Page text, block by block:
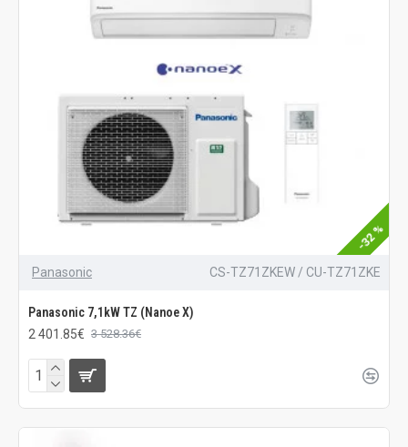
-32 %
Panasonic CS-TZ71ZKEW / CU-TZ71ZKE
Panasonic 7,1kW TZ (Nanoe X)
2 401.85€ 3 528.36€